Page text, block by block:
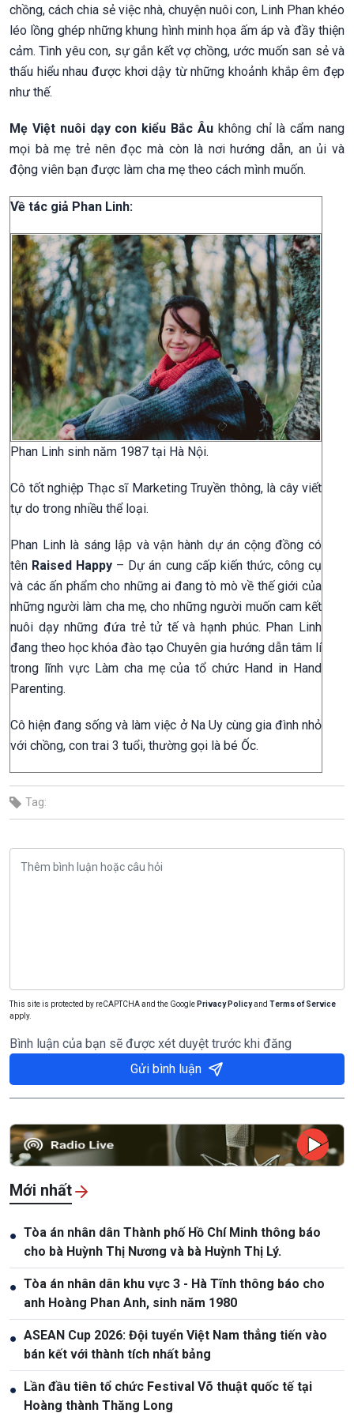
chồng, cách chia sẻ việc nhà, chuyện nuôi con, Linh Phan khéo
léo lồng ghép những khung hình minh họa ấm áp và đầy thiện
cảm. Tình yêu con, sự gắn kết vợ chồng, ước muốn san sẻ và
thấu hiểu nhau được khơi dậy từ những khoảnh khắp êm đẹp
như thế.
Mẹ Việt nuôi dạy con kiểu Bắc Âukhông chỉ là cẩm nang
mọi bà mẹ trẻ nên đọc mà còn là nơi hướng dẫn, an ủi và
động viên bạn được làm cha mẹ theo cách mình muốn.
Về tác giả Phan Linh:
Phan Linh sinh năm 1987 tại Hà Nội.
Cô tốt nghiệp Thạc sĩ Marketing Truyền thông, là cây viết
tự do trong nhiều thể loại.
Phan Linh là sáng lập và vận hành dự án cộng đồng có
tên Raised Happy – Dự án cung cấp kiến thức, công cụ
và các ấn phẩm cho những ai đang tò mò về thế giới của
những người làm cha mẹ, cho những người muốn cam kết
nuôi dạy những đứa trẻ tử tế và hạnh phúc. Phan Linh
đang theo học khóa đào tạo Chuyên gia hướng dẫn tâm lí
trong lĩnh vực Làm cha mẹ của tổ chức Hand in Hand
Parenting.
Cô hiện đang sống và làm việc ở Na Uy cùng gia đình nhỏ
với chồng, con trai 3 tuổi, thường gọi là bé Ốc.
Tag:
This site is protected by reCAPTCHA and the Google Privacy Policyand Terms of Service
apply.
Bình luận của bạn sẽ được xét duyệt trước khi đăng
Gửi bình luận
Mới nhất
● Tòa án nhân dân Thành phố Hồ Chí Minh thông báo
cho bà Huỳnh Thị Nương và bà Huỳnh Thị Lý.
● Tòa án nhân dân khu vực 3 - Hà Tĩnh thông báo cho
anh Hoàng Phan Anh, sinh năm 1980
● ASEAN Cup 2026: Đội tuyển Việt Nam thẳng tiến vào
bán kết với thành tích nhất bảng
● Lần đầu tiên tổ chức Festival Võ thuật quốc tế tại
Hoàng thành Thăng Long